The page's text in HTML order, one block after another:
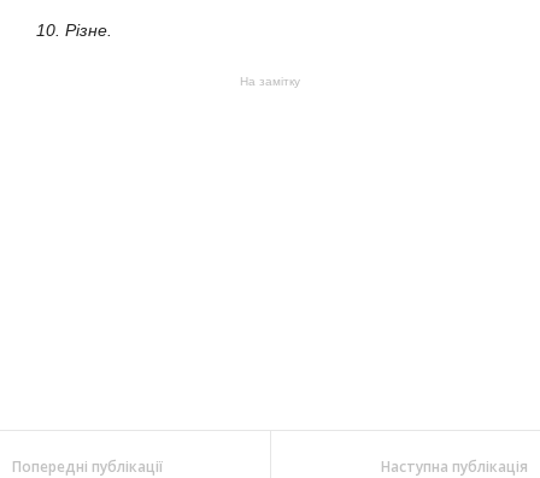
10. Різне.
На замітку
Попередні публікації Наступна публікація